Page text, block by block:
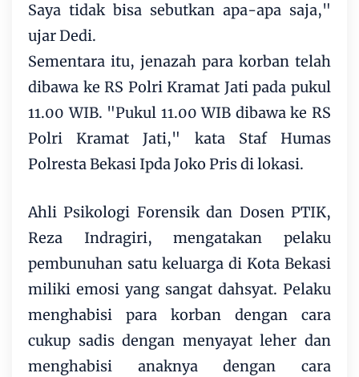
Saya tidak bisa sebutkan apa-apa saja,"
ujar Dedi.
Sementara itu, jenazah para korban telah
dibawa ke RS Polri Kramat Jati pada pukul
11.00 WIB. "Pukul 11.00 WIB dibawa ke RS
Polri Kramat Jati," kata Staf Humas
Polresta Bekasi Ipda Joko Pris di lokasi.
Ahli Psikologi Forensik dan Dosen PTIK,
Reza Indragiri, mengatakan pelaku
pembunuhan satu keluarga di Kota Bekasi
miliki emosi yang sangat dahsyat. Pelaku
menghabisi para korban dengan cara
cukup sadis dengan menyayat leher dan
menghabisi anaknya dengan cara